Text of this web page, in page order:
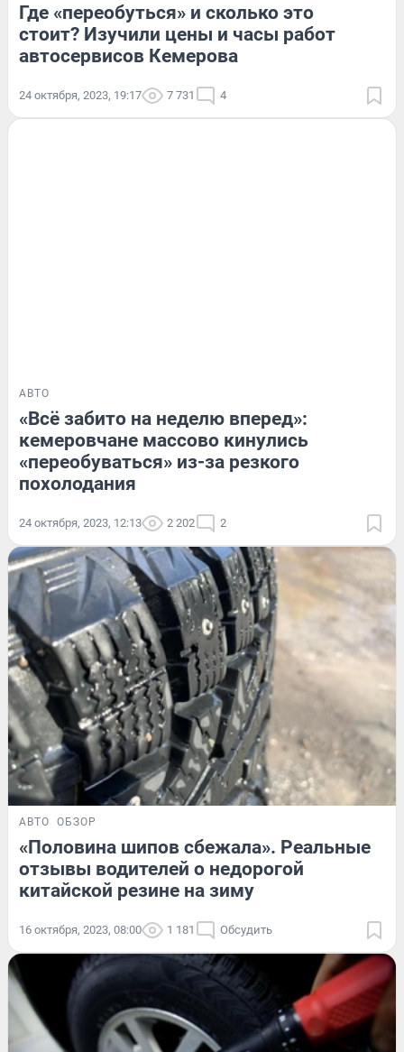
Где «переобуться» и сколько это
стоит? Изучили цены и часы работ
автосервисов Кемерова
24 октября, 2023, 19:17 7 731 4
АВТО
«Всё забито на неделю вперед»:
кемеровчане массово кинулись
«переобуваться» из-за резкого
похолодания
24 октября, 2023, 12:13 2 202 2
АВТО ОБЗОР
«Половина шипов сбежала». Реальные
отзывы водителей о недорогой
китайской резине на зиму
16 октября, 2023, 08:00 1 181 Обсудить